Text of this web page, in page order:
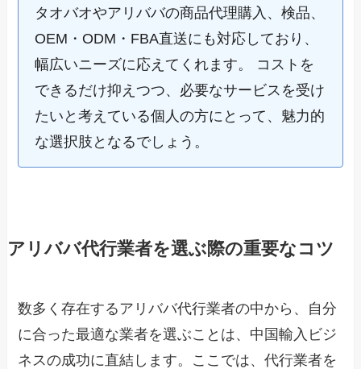
タオバオやアリババの商品代理購入、検品、
OEM・ODM・FBA直送にも対応しており、
幅広いニーズに応えてくれます。 コストを
できるだけ抑えつつ、必要なサービスを受け
たいと考えている個人の方にとって、魅力的
な選択肢となるでしょう。
アリババ代行業者を選ぶ際の重要なコツ
数多く存在するアリババ代行業者の中から、自分
に合った最適な業者を選ぶことは、中国輸入ビジ
ネスの成功に直結します。ここでは、代行業者を